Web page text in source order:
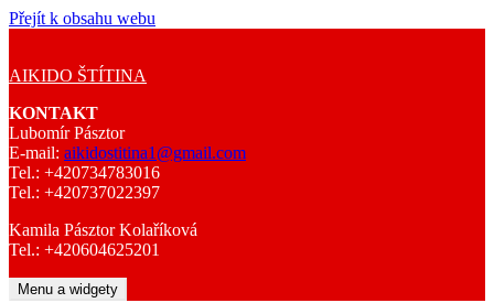
Přejít k obsahu webu
AIKIDO ŠTÍTINA
KONTAKT
Lubomír Pásztor
E-mail: aikidostitina1@gmail.com
Tel.: +420734783016
Tel.: +420737022397
Kamila Pásztor Kolaříková
Tel.: +420604625201
Menu a widgety